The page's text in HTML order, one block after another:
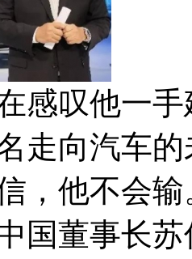
感叹他一
走向汽车
，他不会
中国董事